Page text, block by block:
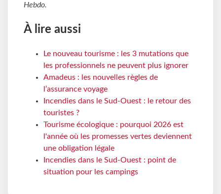
Hebdo.
À lire aussi
Le nouveau tourisme : les 3 mutations que
les professionnels ne peuvent plus ignorer
Amadeus : les nouvelles règles de
l’assurance voyage
Incendies dans le Sud-Ouest : le retour des
touristes ?
Tourisme écologique : pourquoi 2026 est
l'année où les promesses vertes deviennent
une obligation légale
Incendies dans le Sud-Ouest : point de
situation pour les campings